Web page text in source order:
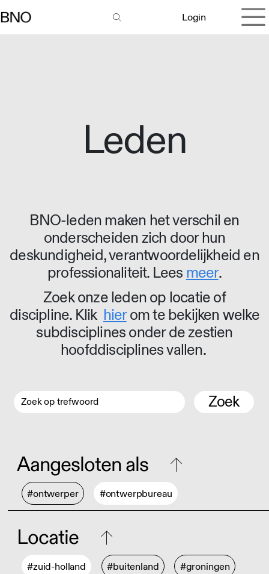
Login
Leden
BNO-leden maken het verschil en
onderscheiden zich door hun
deskundigheid, verantwoordelijkheid en
professionaliteit. Lees meer.
Zoek onze leden op locatie of
discipline. Klik hierom te bekijken welke
subdisciplines onder de zestien
hoofddisciplines vallen.
Zoek
Aangesloten als
#ontwerper #ontwerpbureau
Locatie
#zuid-holland #buitenland #groningen